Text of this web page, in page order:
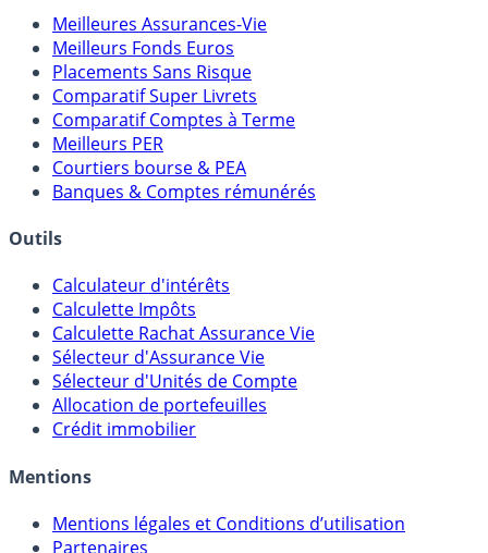
Comparatifs
Meilleures Assurances-Vie
Meilleurs Fonds Euros
Placements Sans Risque
Comparatif Super Livrets
Comparatif Comptes à Terme
Meilleurs PER
Banques & Comptes rémunérés
Outils
Calculateur d'intérêts
Calculette Impôts
Calculette Rachat Assurance Vie
Sélecteur d'Assurance Vie
Sélecteur d'Unités de Compte
Crédit immobilier
Mentions